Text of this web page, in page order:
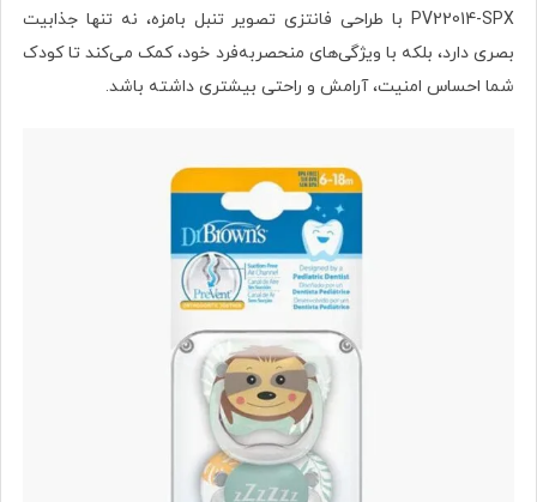
PV22014-SPX با طراحی فانتزی تصویر تنبل بامزه، نه تنها جذابیت
بصری دارد، بلکه با ویژگی‌های منحصربه‌فرد خود، کمک می‌کند تا کودک
شما احساس امنیت، آرامش و راحتی بیشتری داشته باشد.